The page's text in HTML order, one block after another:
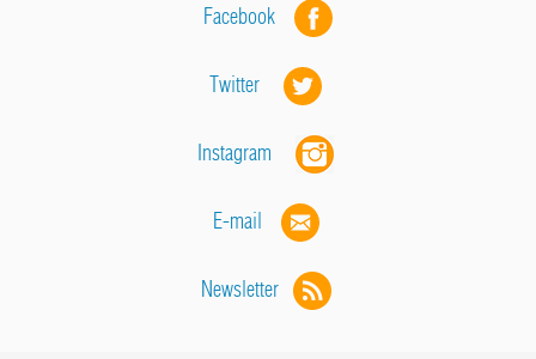
Facebook
Twitter
Instagram
E-mail
Newsletter